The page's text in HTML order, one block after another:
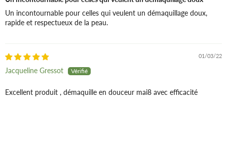
Un incontournable pour celles qui veulent un démaquillage doux,
rapide et respectueux de la peau.
01/03/22
Jacqueline Gressot
Excellent produit , démaquille en douceur mai8 avec efficacité